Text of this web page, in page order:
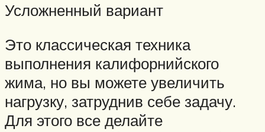
Усложненный вариант
Это классическая техника
выполнения калифорнийского
жима, но вы можете увеличить
нагрузку, затруднив себе задачу.
Для этого все делайте